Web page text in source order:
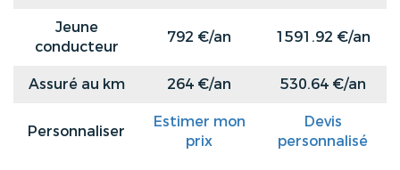
Jeune
conducteur
792 €/an 1591.92 €/an
Assuré au km 264 €/an 530.64 €/an
Personnaliser
Estimer mon
prix
Devis
personnalisé